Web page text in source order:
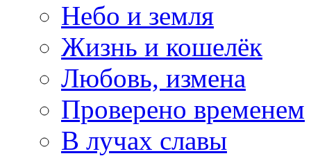
Небо и земля
Жизнь и кошелёк
Любовь, измена
Проверено временем
В лучах славы